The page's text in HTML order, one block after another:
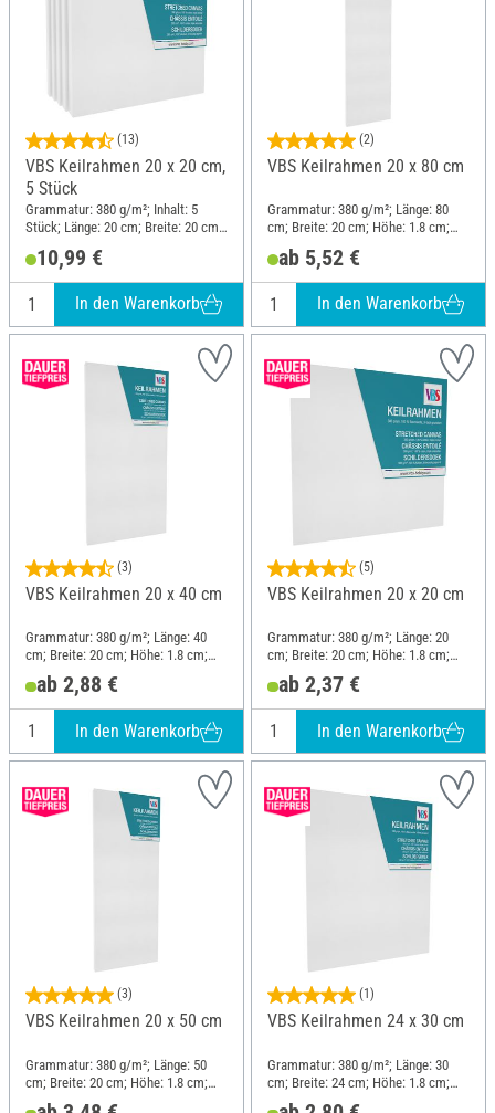
(13)
VBS Keilrahmen 20 x 20 cm,
5 Stück
Grammatur: 380 g/m²; Inhalt: 5
Stück; Länge: 20 cm; Breite: 20 cm;
10,99 €
In den Warenkorb
(2)
VBS Keilrahmen 20 x 80 cm
Grammatur: 380 g/m²; Länge: 80
cm; Breite: 20 cm; Höhe: 1.8 cm;
Material: Baumwolle
ab 5,52 €
In den Warenkorb
(3)
VBS Keilrahmen 20 x 40 cm
Grammatur: 380 g/m²; Länge: 40
cm; Breite: 20 cm; Höhe: 1.8 cm;
Material: Baumwolle
ab 2,88 €
In den Warenkorb
(5)
VBS Keilrahmen 20 x 20 cm
Grammatur: 380 g/m²; Länge: 20
cm; Breite: 20 cm; Höhe: 1.8 cm;
Material: Baumwolle
ab 2,37 €
In den Warenkorb
(3)
VBS Keilrahmen 20 x 50 cm
Grammatur: 380 g/m²; Länge: 50
cm; Breite: 20 cm; Höhe: 1.8 cm;
Material: Baumwolle
(1)
VBS Keilrahmen 24 x 30 cm
Grammatur: 380 g/m²; Länge: 30
cm; Breite: 24 cm; Höhe: 1.8 cm;
Material: Baumwolle